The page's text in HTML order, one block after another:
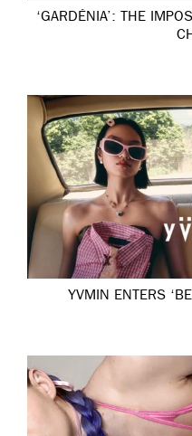
‘GARDÉNIA’: THE
YVMIN ENTERS